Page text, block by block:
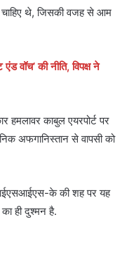
चाहिए थे, जिसकी वजह से आम
वॉच’ की नीति, विपक्ष ने
हमलावर काबुल एयरपोर्ट पर
अफगानिस्तान से वापसी को
आईएसआईएस-के की शह पर यह
का ही दुश्मन है.